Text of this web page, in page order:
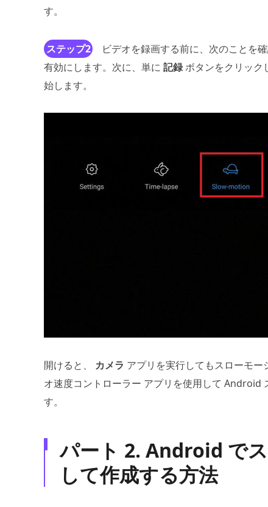
す。
ステップ2 ビデオを録画する前に、次のことを
有効にします。次に、単に 記録ボタンをクリック
始します。
開けると、 カメラ アプリを実行してもスローモ
オ速度コントローラー アプリを使用して Android
す。
パート 2. Android で
して作成する方法